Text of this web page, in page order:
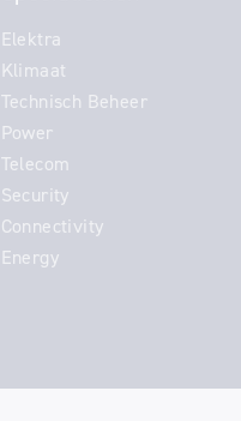
Elektra
Klimaat
Technisch Beheer
Power
Telecom
Security
Connectivity
Energy